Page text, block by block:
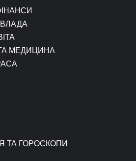
ВЛАДА
МЕДИЦИНА
ТА ГОРОСКОПИ